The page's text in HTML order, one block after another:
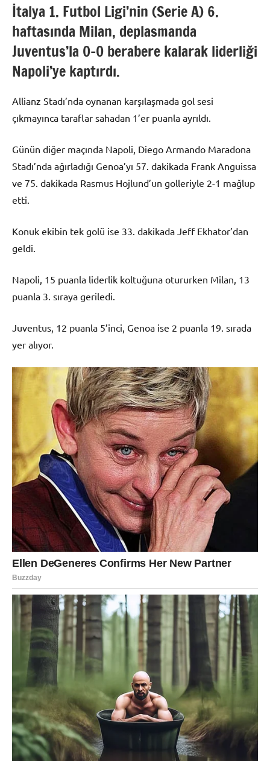
İtalya 1. Futbol Ligi’nin (Serie A) 6.
haftasında Milan, deplasmanda
Juventus’la 0-0 berabere kalarak liderliği
Napoli’ye kaptırdı.
Allianz Stadı’nda oynanan karşılaşmada gol sesi
çıkmayınca taraflar sahadan 1’er puanla ayrıldı.
Günün diğer maçında Napoli, Diego Armando Maradona
Stadı’nda ağırladığı Genoa’yı 57. dakikada Frank Anguissa
ve 75. dakikada Rasmus Hojlund’un golleriyle 2-1 mağlup
etti.
Konuk ekibin tek golü ise 33. dakikada Jeff Ekhator’dan
geldi.
Napoli, 15 puanla liderlik koltuğuna otururken Milan, 13
puanla 3. sıraya geriledi.
Juventus, 12 puanla 5’inci, Genoa ise 2 puanla 19. sırada
yer alıyor.